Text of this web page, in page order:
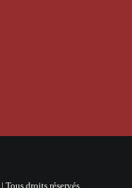
droits réservés.